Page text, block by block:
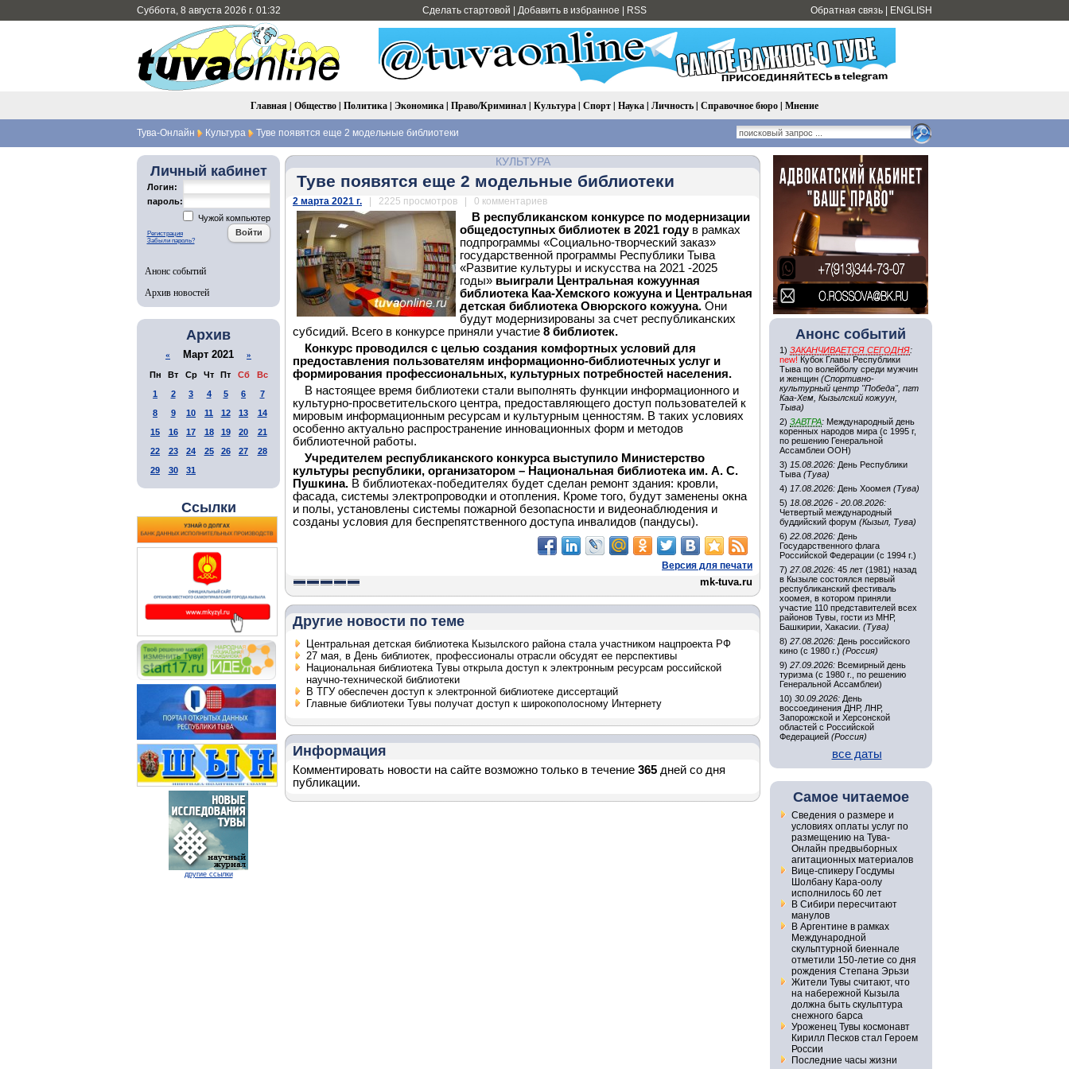
Суббота, 8 августа 2026 г. 01:32 Сделать стартовой Добавить в избранное RSS Обратная связь ENGLISH
Главная | Общество| Политика| Экономика| Право/Криминал| Культура| Спорт| Наука| Личность| Справочное бюро| Мнение
Тува-Онлайн Культура Туве появятся еще 2 модельные библиотеки
Личный кабинет
Логин:
пароль:
Чужой компьютер
Регистрация
Забыли пароль?
Анонс событий
Архив новостей
Архив
« Март 2021 »
Пн Вт Ср Чт Пт Сб
Вс
1
2 3 4 5 6
7
8
9 10 11 12 13
14
15
16 17 18 19 20
21
22
23 24 25 26 27
28
29
30 31
Ссылки
другие ссылки
КУЛЬТУРА
Туве появятся еще 2 модельные библиотеки
2 марта 2021 г. | 2225 просмотров | 0 комментариев
В республиканском конкурсе по модернизации
общедоступных библиотек в 2021 годув рамках
подпрограммы «Социально-творческий заказ»
государственной программы Республики Тыва
«Развитие культуры и искусства на 2021 -2025
годы» выиграли Центральная кожуунная
библиотека Каа-Хемского кожууна и Центральная
детская библиотека Овюрского кожууна. Они
будут модернизированы за счет республиканских
субсидий. Всего в конкурсе приняли участие 8 библиотек.
Конкурс проводился с целью создания комфортных условий для
предоставления пользователям информационно-библиотечных услуг и
формирования профессиональных, культурных потребностей населения.
В настоящее время библиотеки стали выполнять функции информационного и
культурно-просветительского центра, предоставляющего доступ пользователей к
мировым информационным ресурсам и культурным ценностям. В таких условиях
особенно актуально распространение инновационных форм и методов
библиотечной работы.
Учредителем республиканского конкурса выступило Министерство
культуры республики, организатором – Национальная библиотека им. А. С.
Пушкина. В библиотеках-победителях будет сделан ремонт здания: кровли,
фасада, системы электропроводки и отопления. Кроме того, будут заменены окна
и полы, установлены системы пожарной безопасности и видеонаблюдения и
созданы условия для беспрепятственного доступа инвалидов (пандусы).
Версия для печати
mk-tuva.ru
Другие новости по теме
Центральная детская библиотека Кызылского района стала участником нацпроекта РФ
27 мая, в День библиотек, профессионалы отрасли обсудят ее перспективы
Национальная библиотека Тувы открыла доступ к электронным ресурсам российской
научно-технической библиотеки
В ТГУ обеспечен доступ к электронной библиотеке диссертаций
Главные библиотеки Тувы получат доступ к широкополосному Интернету
Информация
Комментировать новости на сайте возможно только в течение 365 дней со дня
публикации.
Анонс событий
1) ЗАКАНЧИВАЕТСЯ СЕГОДНЯ:
new! Кубок Главы Республики
Тыва по волейболу среди мужчин
и женщин (Спортивно-
культурный центр "Победа", пгт
Каа-Хем, Кызылский кожуун,
Тыва)
2) ЗАВТРА: Международный день
коренных народов мира (с 1995 г,
по решению Генеральной
Ассамблеи ООН)
3) 15.08.2026: День Республики
Тыва (Тува)
4) 17.08.2026: День Хоомея (Тува)
5) 18.08.2026 - 20.08.2026:
Четвертый международный
буддийский форум (Кызыл, Тува)
6) 22.08.2026: День
Государственного флага
Российской Федерации (с 1994 г.)
7) 27.08.2026: 45 лет (1981) назад
в Кызыле состоялся первый
республиканский фестиваль
хоомея, в котором приняли
участие 110 представителей всех
районов Тувы, гости из МНР,
Башкирии, Хакасии. (Тува)
8) 27.08.2026: День российского
кино (с 1980 г.) (Россия)
9) 27.09.2026: Всемирный день
туризма (с 1980 г., по решению
Генеральной Ассамблеи)
10) 30.09.2026: День
воссоединения ДНР, ЛНР,
Запорожской и Херсонской
областей с Российской
Федерацией (Россия)
все даты
Самое читаемое
Сведения о размере и
условиях оплаты услуг по
размещению на Тува-
Онлайн предвыборных
агитационных материалов
Вице-спикеру Госдумы
Шолбану Кара-оолу
исполнилось 60 лет
В Сибири пересчитают
манулов
В Аргентине в рамках
Международной
скульптурной биеннале
отметили 150-летие со дня
рождения Степана Эрьзи
Жители Тувы считают, что
на набережной Кызыла
должна быть скульптура
снежного барса
Уроженец Тувы космонавт
Кирилл Песков стал Героем
России
Последние часы жизни